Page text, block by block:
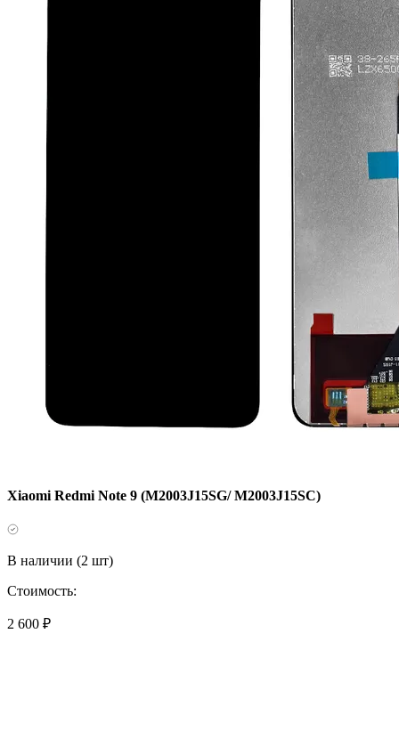
Xiaomi Redmi Note 9 (M2003J15SG/ M2003J15SC)
В наличии (2 шт)
Стоимость:
2 600 ₽